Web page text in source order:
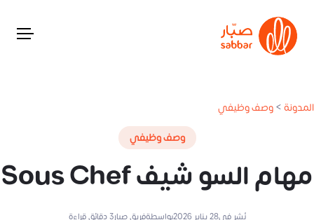
المدونة>وصف وظيفي
وصف وظيفي
مهام السو شيف Sous Chef
نُشر في28 يناير 2026 بواسطةفريق صبار3دقائق قراءة